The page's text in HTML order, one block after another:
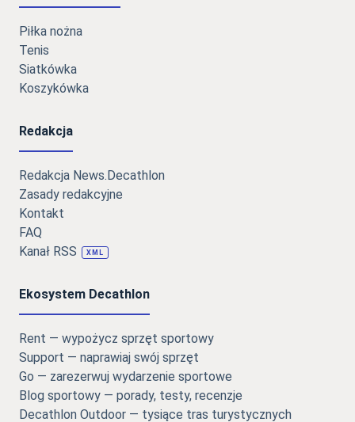
Piłka nożna
Tenis
Siatkówka
Koszykówka
Redakcja
Redakcja News.Decathlon
Zasady redakcyjne
Kontakt
FAQ
Kanał RSS
XML
Ekosystem Decathlon
Rent — wypożycz sprzęt sportowy
Support — naprawiaj swój sprzęt
Go — zarezerwuj wydarzenie sportowe
Blog sportowy — porady, testy, recenzje
Decathlon Outdoor — tysiące tras turystycznych